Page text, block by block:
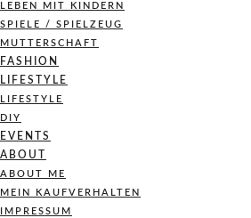
LEBEN MIT KINDERN
SPIELE / SPIELZEUG
MUTTERSCHAFT
FASHION
LIFESTYLE
LIFESTYLE
DIY
EVENTS
ABOUT
ABOUT ME
MEIN KAUFVERHALTEN
IMPRESSUM